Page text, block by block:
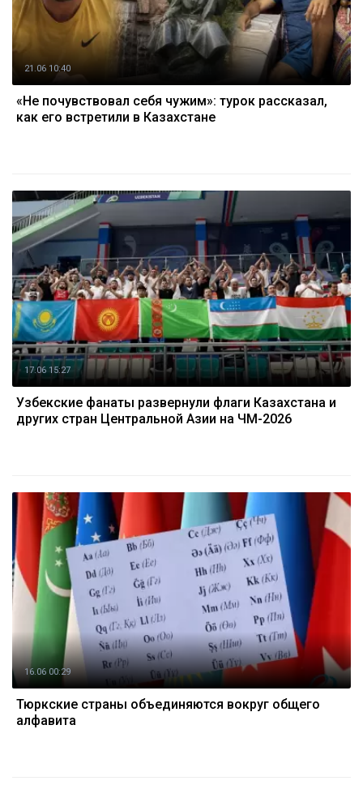
21.06 10:40
«Не почувствовал себя чужим»: турок рассказал,
как его встретили в Казахстане
17.06 15:27
Узбекские фанаты развернули флаги Казахстана и
других стран Центральной Азии на ЧМ-2026
16.06 00:29
Тюркские страны объединяются вокруг общего
алфавита